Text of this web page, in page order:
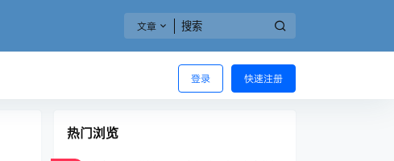
文章
登录 快速注册
热门浏览